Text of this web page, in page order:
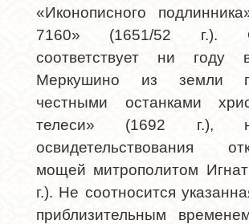
«Иконописного
7160» (1651/52 г.).
соответствует ни году
Меркушино из земли
честными останками
телеси» (1692 г.),
освидетельствования
мощей митрополитом
г.). Не соотносится
приблизительным